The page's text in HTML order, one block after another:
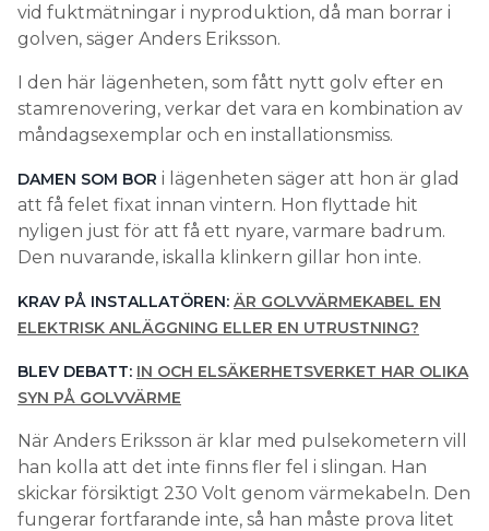
vid fuktmätningar i nyproduktion, då man borrar i
golven, säger Anders Eriksson.
I den här lägenheten, som fått nytt golv efter en
stamrenovering, verkar det vara en kombination av
måndagsexemplar och en installationsmiss.
DAMEN SOM BOR i lägenheten säger att hon är glad
att få felet fixat innan vintern. Hon flyttade hit
nyligen just för att få ett nyare, varmare badrum.
Den nuvarande, iskalla klinkern gillar hon inte.
KRAV PÅ INSTALLATÖREN: ÄR GOLVVÄRMEKABEL EN
ELEKTRISK ANLÄGGNING ELLER EN UTRUSTNING?
BLEV DEBATT: IN OCH ELSÄKERHETSVERKET HAR OLIKA
SYN PÅ GOLVVÄRME
När Anders Eriksson är klar med pulsekometern vill
han kolla att det inte finns fler fel i slingan. Han
skickar försiktigt 230 Volt genom värmekabeln. Den
fungerar fortfarande inte, så han måste prova litet